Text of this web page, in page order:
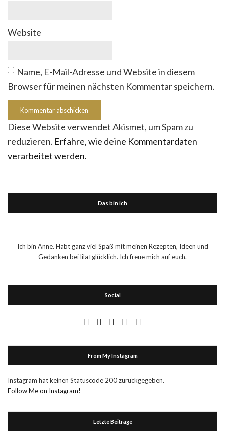
Website
Name, E-Mail-Adresse und Website in diesem
Browser für meinen nächsten Kommentar speichern.
Diese Website verwendet Akismet, um Spam zu
reduzieren. Erfahre, wie deine Kommentardaten
verarbeitet werden.
Das bin ich
Ich bin Anne. Habt ganz viel Spaß mit meinen Rezepten, Ideen und
Gedanken bei lila+glücklich. Ich freue mich auf euch.
Social
From My Instagram
Instagram hat keinen Statuscode 200 zurückgegeben.
Follow Me on Instagram!
Letzte Beiträge